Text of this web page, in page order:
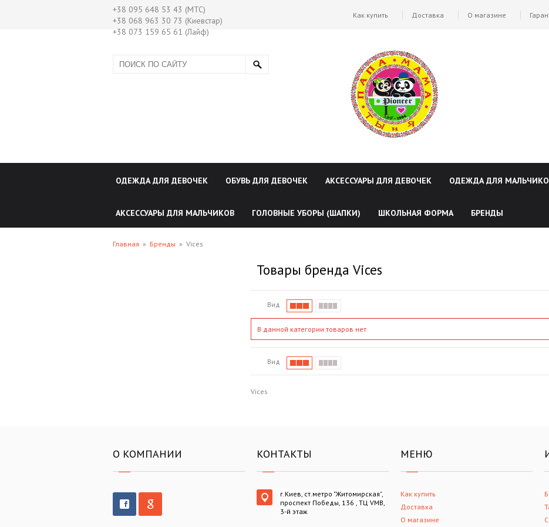
+38 095 648 53 43 (МТС)
+38 068 963 30 73 (Киевстар)
+38 073 159 65 61 (Лайф)
Как купить Доставка О магазине
ОДЕЖДА ДЛЯ ДЕВОЧЕК ОБУВЬ ДЛЯ ДЕВОЧЕК АКСЕССУАРЫ ДЛЯ ДЕВОЧЕК ОДЕЖДА ДЛЯ
АКСЕССУАРЫ ДЛЯ МАЛЬЧИКОВ ГОЛОВНЫЕ УБОРЫ (ШАПКИ) ШКОЛЬНАЯ ФОРМА БРЕНДЫ
Главная » Бренды » Vices
Товары бренда Vices
Вид
В данной категории товаров нет
Вид
Vices
О КОМПАНИИ КОНТАКТЫ
г.Киев, ст.метро "Житомирская",
проспект Победы, 136 , ТЦ VMB,
3-й этаж
МЕНЮ
Как купить
Доставка
О магазине